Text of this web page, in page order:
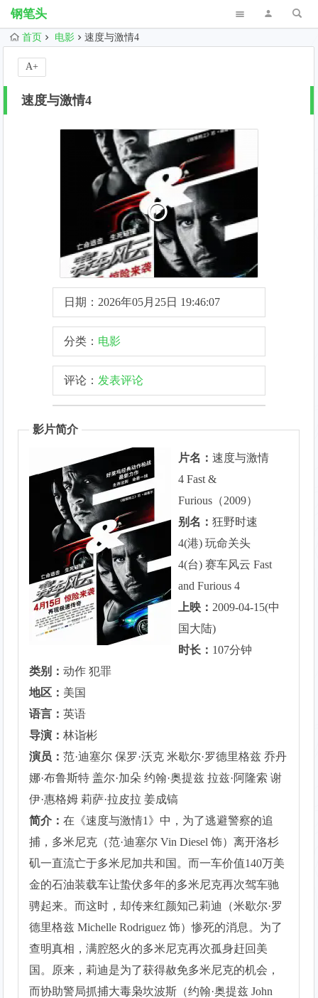
钢笔头
首页 电影 速度与激情4
速度与激情4
日期：2026年05月25日 19:46:07
分类： 电影
评论： 发表评论
影片简介
片名：速度与激情
4 Fast &
Furious（2009）
别名：狂野时速
4(港) 玩命关头
4(台) 赛车风云 Fast
and Furious 4
上映： 2009-04-15(中
国大陆)
时长： 107分钟
类别：动作 犯罪
地区： 美国
语言：英语
导演：林诣彬
演员：范·迪塞尔 保罗·沃克 米歇尔·罗德里格兹 乔丹
娜·布鲁斯特 盖尔·加朵 约翰·奥提兹 拉兹·阿隆索 谢
伊·惠格姆 莉萨·拉皮拉 姜成镐
简介：在《速度与激情1》中，为了逃避警察的追
捕，多米尼克（范·迪塞尔 Vin Diesel 饰）离开洛杉
矶一直流亡于多米尼加共和国。而一车价值140万美
金的石油装载车让蛰伏多年的多米尼克再次驾车驰
骋起来。而这时，却传来红颜知己莉迪（米歇尔·罗
德里格兹 Michelle Rodriguez 饰）惨死的消息。为了
查明真相，满腔怒火的多米尼克再次孤身赶回美
国。原来，莉迪是为了获得赦免多米尼克的机会，
而协助警局抓捕大毒枭坎波斯（约翰·奥提兹 John
A+